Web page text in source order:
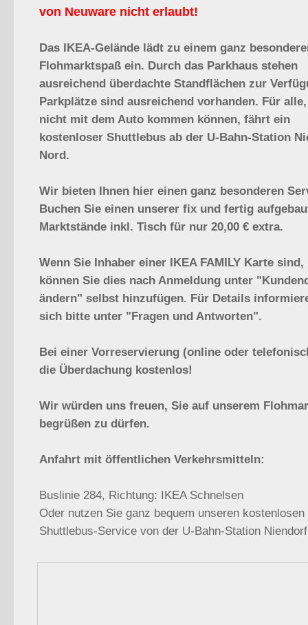
von Neuware nicht erlaubt!
Das IKEA-Gelände lädt zu einem ganz
Flohmarktspaß ein. Durch das Parkhaus stehen
ausreichend überdachte Standflächen zur
Parkplätze sind ausreichend vorhanden. Für
nicht mit dem Auto kommen können, fährt ein
kostenloser Shuttlebus ab der U-Bahn-Station
Nord.
Wir bieten Ihnen hier einen ganz besonderen
Buchen Sie einen unserer fix und fertig
Marktstände inkl. Tisch für nur 20,00 € extra.
Wenn Sie Inhaber einer IKEA FAMILY Karte sind,
können Sie dies nach Anmeldung unter
ändern" selbst hinzufügen. Für Details
sich bitte unter "Fragen und Antworten".
Bei einer Vorreservierung (online oder
die Überdachung kostenlos!
Wir würden uns freuen, Sie auf unserem
begrüßen zu dürfen.
Anfahrt mit öffentlichen Verkehrsmitteln:
Buslinie 284, Richtung: IKEA Schnelsen
Oder nutzen Sie ganz bequem unseren kostenlosen
Shuttlebus-Service von der U-Bahn-Station